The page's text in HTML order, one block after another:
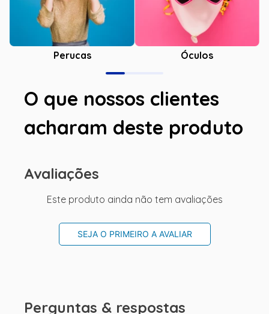
Perucas Óculos
O que nossos clientes
acharam deste produto
Avaliações
Este produto ainda não tem avaliações
SEJA O PRIMEIRO A AVALIAR
Perguntas & respostas